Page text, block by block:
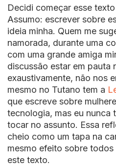
Decidi começar esse
Assumo: escrever sobre
ideia minha. Quem me
namorada, durante uma
com uma grande amiga
discussão estar em pauta
exaustivamente, não nos
mesmo no Tutano tem a
que escreve sobre
tecnologia, mas eu nunca
tocar no assunto. Essa
cheio como um tapa na
mesmo efeito sobre todos
este texto.